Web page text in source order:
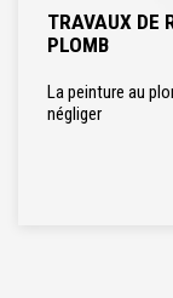
TRAVAUX DE
PLOMB
La peinture au
négliger